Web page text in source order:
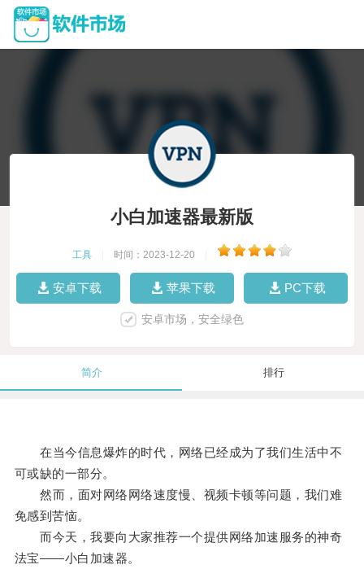
小白加速器最新版
工具 时间：2023-12-20
安卓下载 苹果下载 PC下载
安卓市场，安全绿色
简介 排行
在当今信息爆炸的时代，网络已经成为了我们生活中不
可或缺的一部分。
然而，面对网络网络速度慢、视频卡顿等问题，我们难
免感到苦恼。
而今天，我要向大家推荐一个提供网络加速服务的神奇
法宝——小白加速器。